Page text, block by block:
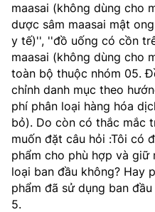
Lịch sử phát triển
Sở Khoa học và Công
Đổi mới sáng tạo
Chuyển đổi số
Bưu chính, Viễn thông
Sở hữu trí tuệ
Tiêu chuẩn, đo lường,
Năng lượng nguyên tử
Hệ thống văn bản
Văn bản QPPL
Văn bản chỉ đạo điều
Lấy ý kiến người dân về
MST IOFFICE
THỐNG KÊ
Khoa học và Công nghệ
Đổi mới sáng tạo
Chuyển đổi số
Multimedia
THƯ ĐIỆN TỬ
Khác
Videos
maasai (không dùng cho
dược sâm maasai mật
y tế)'', ''đồ uống có cồn
maasai (không dùng cho
toàn bộ thuộc nhóm 05.
chỉnh danh mục theo
phí phân loại hàng hóa
bỏ). Do còn có thắc mắc
muốn đặt câu hỏi :Tôi có
phẩm cho phù hợp và giữ
loại ban đầu không? Hay
phẩm đã sử dụng ban
5.